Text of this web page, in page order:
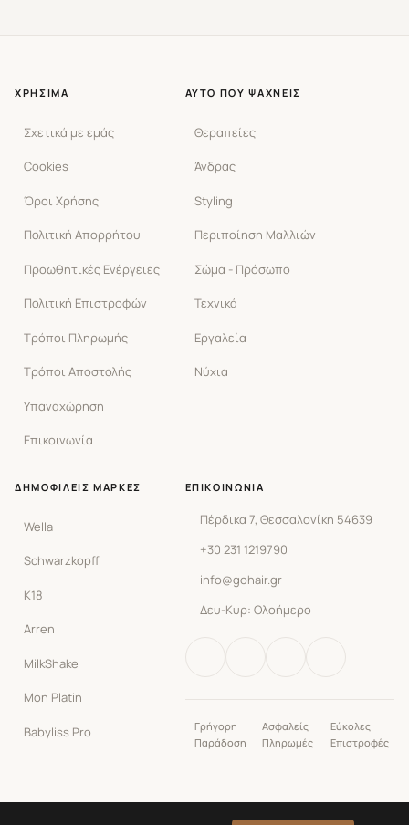
ΧΡΉΣΙΜΑ
Σχετικά με εμάς
Cookies
Όροι Χρήσης
Πολιτική Απορρήτου
Προωθητικές Ενέργειες
Πολιτική Επιστροφών
Τρόποι Πληρωμής
Τρόποι Αποστολής
Υπαναχώρηση
Επικοινωνία
ΑΥΤΌ ΠΟΥ ΨΆΧΝΕΙΣ
Θεραπείες
Άνδρας
Styling
Περιποίηση Μαλλιών
Σώμα - Πρόσωπο
Τεχνικά
Εργαλεία
Νύχια
ΔΗΜΟΦΙΛΕΊΣ ΜΆΡΚΕΣ
Wella
Schwarzkopff
K18
Arren
MilkShake
Mon Platin
Babyliss Pro
ΕΠΙΚΟΙΝΩΝΊΑ
Πέρδικα 7, Θεσσαλονίκη 54639
+30 231 1219790
info@gohair.gr
Δευ-Κυρ: Ολοήμερο
Γρήγορη
Παράδοση
Ασφαλείς
Πληρωμές
Εύκολες
Επιστροφές